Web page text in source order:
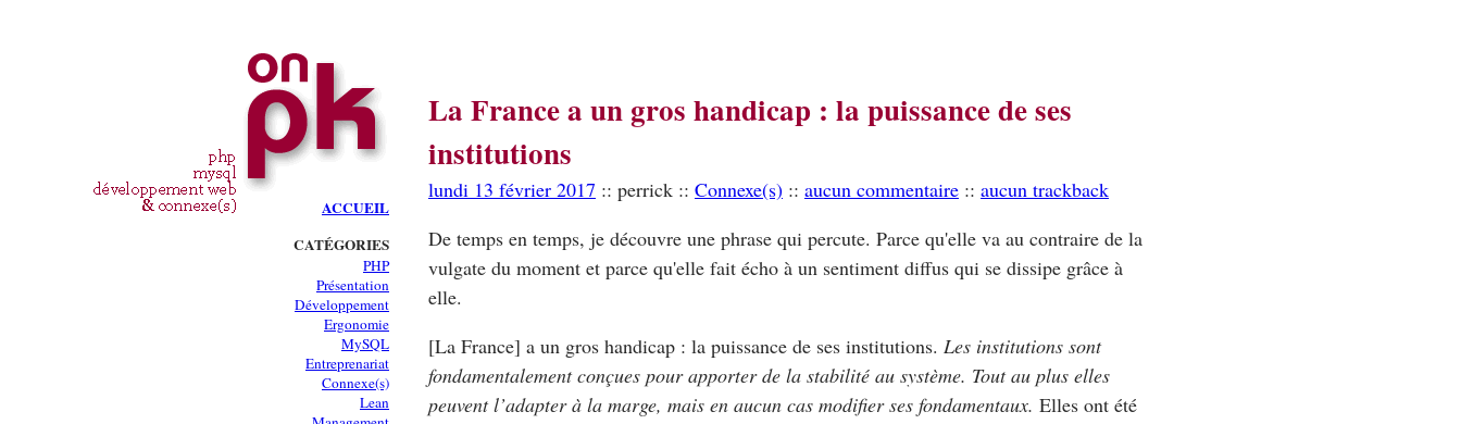
ACCUEIL
CATÉGORIES
PHP
Présentation
Développement
Ergonomie
MySQL
Entreprenariat
Connexe(s)
Lean
La France a un gros handicap : la puissance de ses
institutions
lundi 13 février 2017 :: perrick :: Connexe(s) :: aucun commentaire :: aucun trackback
De temps en temps, je découvre une phrase qui percute. Parce qu'elle va au contraire de la
vulgate du moment et parce qu'elle fait écho à un sentiment diffus qui se dissipe grâce à
elle.
[La France] a un gros handicap : la puissance de ses institutions. Les institutions sont
fondamentalement conçues pour apporter de la stabilité au système. Tout au plus elles
peuvent l’adapter à la marge, mais en aucun cas modifier ses fondamentaux. Elles ont été